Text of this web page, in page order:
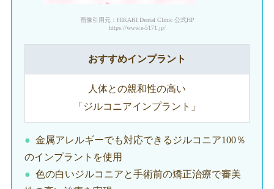
画像引用元：HIKARI Dental Clinic 公式HP
https://www.e-5171.jp/
おすすめインプラント
人体との親和性の高い
「ジルコニアインプラント」
金属アレルギーでも対応できるジルコニア100％
のインプラントを使用
色の白いジルコニアと手術前の矯正治療で審美